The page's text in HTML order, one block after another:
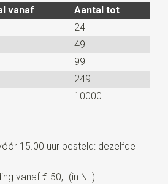
vanaf
Aantal tot
24
49
99
249
10000
15.00 uur besteld: dezelfde
vanaf € 50,- (in NL)